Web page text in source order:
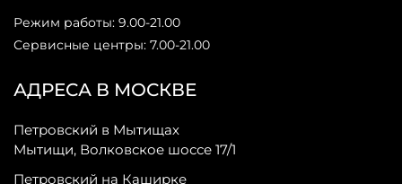
АДРЕСА В МОСКВЕ
Петровский в Мытищах
Мытищи, Волковское шоссе 17/1
Петровский на Каширке
Режим работы: 9.00-21.00
Сервисные центры: 7.00-21.00